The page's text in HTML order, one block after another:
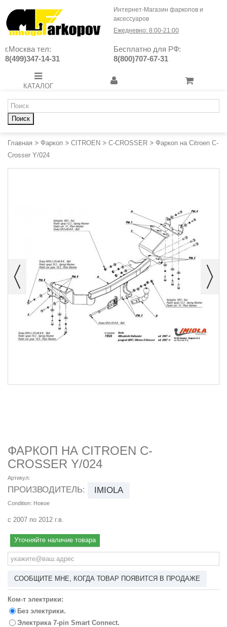
Интернет-Магазин фаркопов и
аксессуаров
Ежедневно: 8:00-21:00
г.Москва тел:
8(499)347-14-31
Бесплатно для РФ:
8(800)707-67-31
КАТАЛОГ
Поиск
Главная > Фаркоп > CITROEN > C-CROSSER > Фаркоп на Citroen C-
Crosser Y/024
ФАРКОП НА CITROEN C-
CROSSER Y/024
Артикул:
ПРОИЗВОДИТЕЛЬ: IMIOLA
Condition: Новое
с 2007 по 2012 г.в.
Уточняйте наличие товара
СООБЩИТЕ МНЕ, КОГДА ТОВАР ПОЯВИТСЯ В ПРОДАЖЕ
Ком-т электрики:
Без электрики.
Электрика 7-pin Smart Connect.